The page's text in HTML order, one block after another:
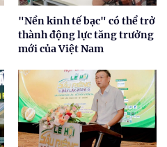
"Nền kinh tế bạc" có thể trở
thành động lực tăng trưởng
mới của Việt Nam